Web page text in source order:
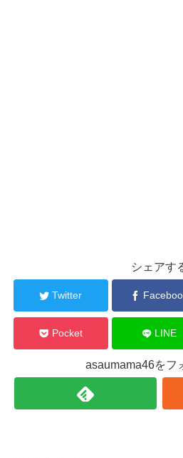
シェアす
Twitter
Pocket LINE
asaumama46をフ